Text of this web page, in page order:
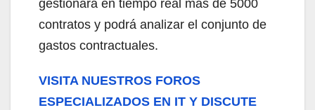
gestionará en tiempo real más de 5000
contratos y podrá analizar el conjunto de
gastos contractuales.
VISITA NUESTROS FOROS
ESPECIALIZADOS EN IT Y DISCUTE